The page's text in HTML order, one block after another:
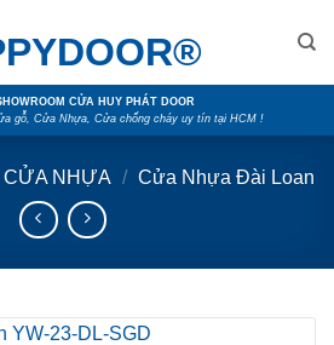
CỬA HUY PHÁT DOOR
gỗ, Cửa Nhựa, Cửa chống cháy uy tín tại HCM !
CỬA NHỰA / Cửa Nhựa Đài Loan